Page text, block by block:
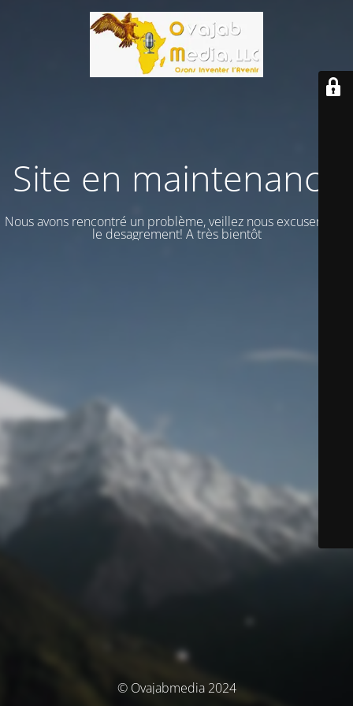
Site en maintenance
Nous avons rencontré un problème, veillez nous excuser vour
le desagrement! A très bientôt
© Ovajabmedia 2024